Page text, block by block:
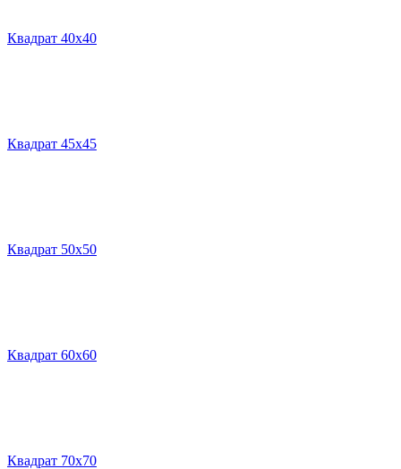
Квадрат 40х40
Квадрат 45х45
Квадрат 50х50
Квадрат 60х60
Квадрат 70х70